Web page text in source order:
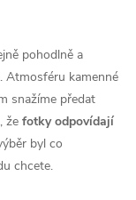
pohodlně a
Atmosféru kamenné
snažíme předat
že fotky odpovídají
byl co
chcete.